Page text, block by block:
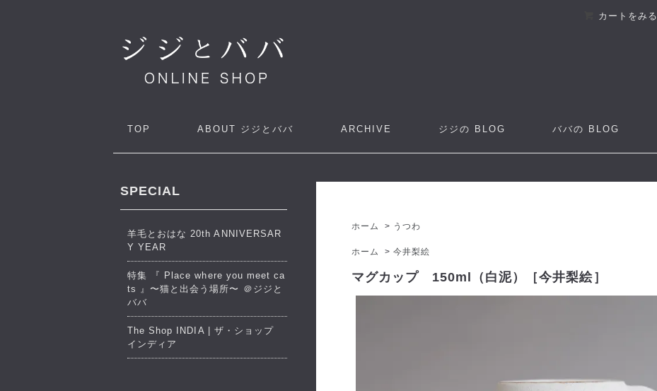
カートをみる
TOP ABOUT ジジとババ ARCHIVE ジジの BLOG ババの BLOG
ホーム > うつわ
ホーム >今井梨絵
マグカップ 150ml（白泥）［今井梨絵］
SPECIAL
羊毛とおはな 20th ANNIVERSAR
Y YEAR
特集 『 Place where you meet ca
ts 』〜猫と出会う場所〜 ＠ジジと
ババ
The Shop INDIA | ザ・ショップ
インディア